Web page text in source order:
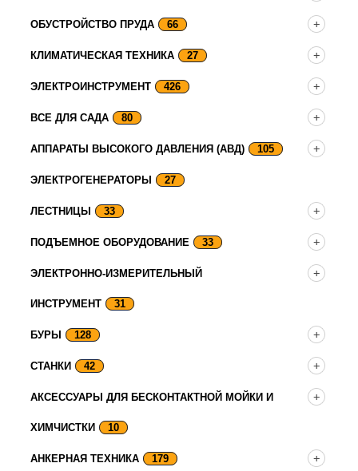
ОБУСТРОЙСТВО ПРУДА 66
КЛИМАТИЧЕСКАЯ ТЕХНИКА 27
ЭЛЕКТРОИНСТРУМЕНТ 426
ВСЕ ДЛЯ САДА 80
АППАРАТЫ ВЫСОКОГО ДАВЛЕНИЯ (АВД) 105
ЭЛЕКТРОГЕНЕРАТОРЫ 27
ЛЕСТНИЦЫ 33
ПОДЪЕМНОЕ ОБОРУДОВАНИЕ 33
ЭЛЕКТРОННО-ИЗМЕРИТЕЛЬНЫЙ
ИНСТРУМЕНТ 31
БУРЫ 128
СТАНКИ 42
АКСЕССУАРЫ ДЛЯ БЕСКОНТАКТНОЙ МОЙКИ И
ХИМЧИСТКИ 10
АНКЕРНАЯ ТЕХНИКА 179